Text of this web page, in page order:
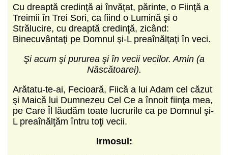
Cu dreaptă credinţă ai învăţat, părinte, o Fiinţă a
Treimii în Trei Sori, ca fiind o Lumină şi o
Strălucire, cu dreaptă credinţă, zicând:
Binecuvântaţi pe Domnul şi-L preaînălţaţi în veci.
Şi acum şi pururea şi în vecii vecilor. Amin (a
Născătoarei).
Arătatu-te-ai, Fecioară, Fiică a lui Adam cel căzut
şi Maică lui Dumnezeu Cel Ce a înnoit fiinţa mea,
pe Care Îl lăudăm toate lucrurile ca pe Domnul şi-
L preaînălţăm întru toţi vecii.
Irmosul: